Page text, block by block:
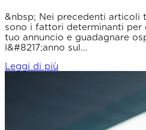
&nbsp; Nei precedenti articoli
sono i fattori determinanti per
tuo annuncio e guadagnare
l&#8217;anno sul...
Leggi di più